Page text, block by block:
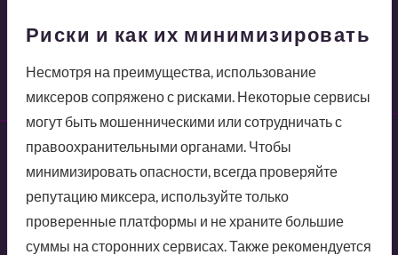
Риски и как их минимизировать
Несмотря на преимущества, использование
миксеров сопряжено с рисками. Некоторые сервисы
могут быть мошенническими или сотрудничать с
правоохранительными органами. Чтобы
минимизировать опасности, всегда проверяйте
репутацию миксера, используйте только
проверенные платформы и не храните большие
суммы на сторонних сервисах. Также рекомендуется